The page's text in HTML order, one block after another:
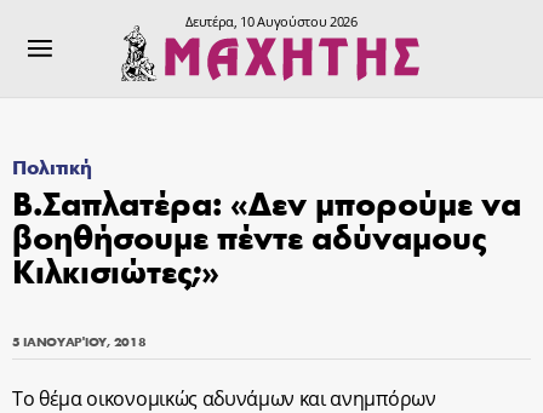
Δευτέρα, 10 Αυγούστου 2026
Πολιτική
Β.Σαπλατέρα: «Δεν μπορούμε να
βοηθήσουμε πέντε αδύναμους
Κιλκισιώτες;»
5 ΙΑΝΟΥΑΡΊΟΥ, 2018
Το θέμα οικονομικώς αδυνάμων και ανημπόρων